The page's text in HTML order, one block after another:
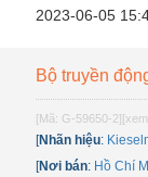
2023-06-05
Bộ truyền
[Mã: G-59650-2]
[Nhãn hiệu:
[Nơi bán: Hồ Chí